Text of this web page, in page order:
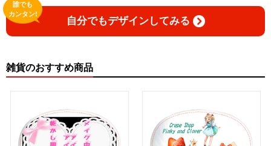
自分でもデザインしてみる
誰でも
カンタン!
雑貨のおすすめ商品